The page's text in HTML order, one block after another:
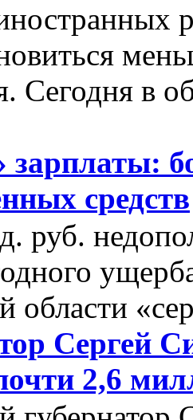
Сегодня в
зарплаты:
средств
руб.
области
Сергей
2,6